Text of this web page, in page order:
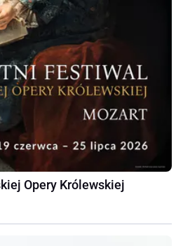
Opery Królewskiej